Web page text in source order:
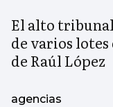
El alto
de varios
de Raúl López
agencias